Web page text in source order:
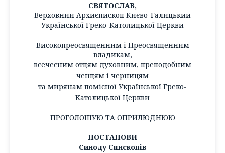
СВЯТОСЛАВ,
Верховний Архиєпископ Києво-Галицький
Української Греко-Католицької Церкви
Високопреосвященним і Преосвященним
владикам,
всечесним отцям духовним, преподобним
ченцям і черницям
та мирянам помісної Української Греко-
Католицької Церкви
ПРОГОЛОШУЮ ТА ОПРИЛЮДНЮЮ
ПОСТАНОВИ
Синоду Єпископів